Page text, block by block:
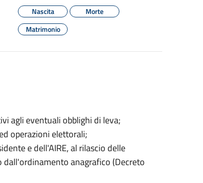
Nascita
Morte
Matrimonio
agli eventuali obblighi di leva;
operazioni elettorali;
e dell'AIRE, al rilascio delle
anagrafico (Decreto